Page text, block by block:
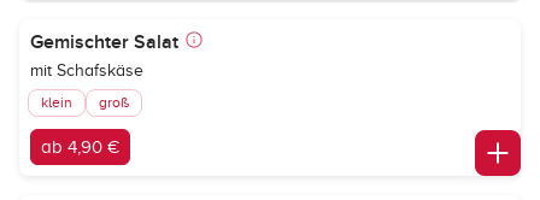
Gemischter Salat
mit Schafskäse
klein groß
ab 4,90 €